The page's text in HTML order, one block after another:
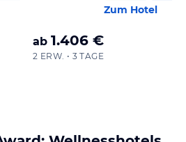
ab 1.406 €
2 ERW. • 3 TAGE
Zum Hotel